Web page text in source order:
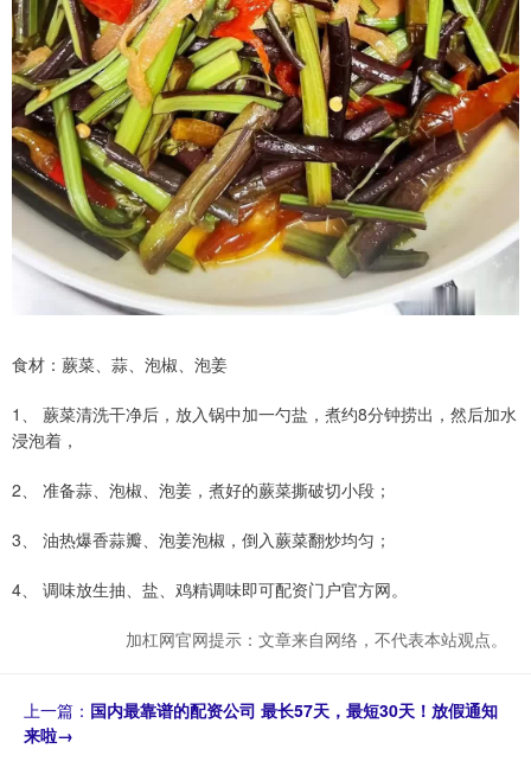
食材：蕨菜、蒜、泡椒、泡姜
1、 蕨菜清洗干净后，放入锅中加一勺盐，煮约8分钟捞出，然后加水
浸泡着，
2、 准备蒜、泡椒、泡姜，煮好的蕨菜撕破切小段；
3、 油热爆香蒜瓣、泡姜泡椒，倒入蕨菜翻炒均匀；
4、 调味放生抽、盐、鸡精调味即可配资门户官方网。
加杠网官网提示：文章来自网络，不代表本站观点。
上一篇： 国内最靠谱的配资公司 最长57天，最短30天！放假通知
来啦→